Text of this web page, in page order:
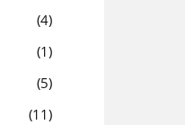
4
1
5
11